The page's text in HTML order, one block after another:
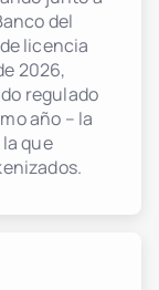
del
licencia
2026,
regulado
año – la
que